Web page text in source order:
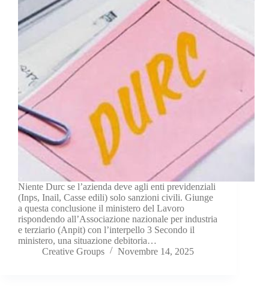
Niente Durc se l’azienda deve agli enti previdenziali
(Inps, Inail, Casse edili) solo sanzioni civili. Giunge
a questa conclusione il ministero del Lavoro
rispondendo all’Associazione nazionale per industria
e terziario (Anpit) con l’interpello 3 Secondo il
ministero, una situazione debitoria…
Creative Groups
Novembre 14, 2025